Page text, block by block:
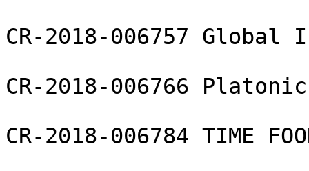
CR-2018-006757
CR-2018-006766
CR-2018-006784 TIME